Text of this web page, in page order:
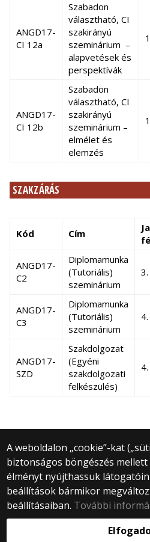
ANGD17-
CI 12a
Szabadon
választható, CI
szakirányú
szeminárium –
alapvetések és
perspektívák
ANGD17-
CI 12b
Szabadon
választható, CI
szakirányú
szeminárium –
elmélet és
elemzés
SZAKZÁRÁS
Kód Cím
ANGD17-
C2
Diplomamunka
(Tutoriális)
szeminárium
3.
ANGD17-
C3
Diplomamunka
(Tutoriális)
szeminárium
4.
ANGD17-
SZD
Szakdolgozat
(Egyéni
szakdolgozati
felkészülés)
4.
A weboldalon „cookie”-kat
biztonságos böngészés
élményt nyújthassuk
beállítások bármikor
beállításaiban. További
© 2025 Eötvös Loránd
Minden jog
1053 Budapest,
Központi telefonszám: